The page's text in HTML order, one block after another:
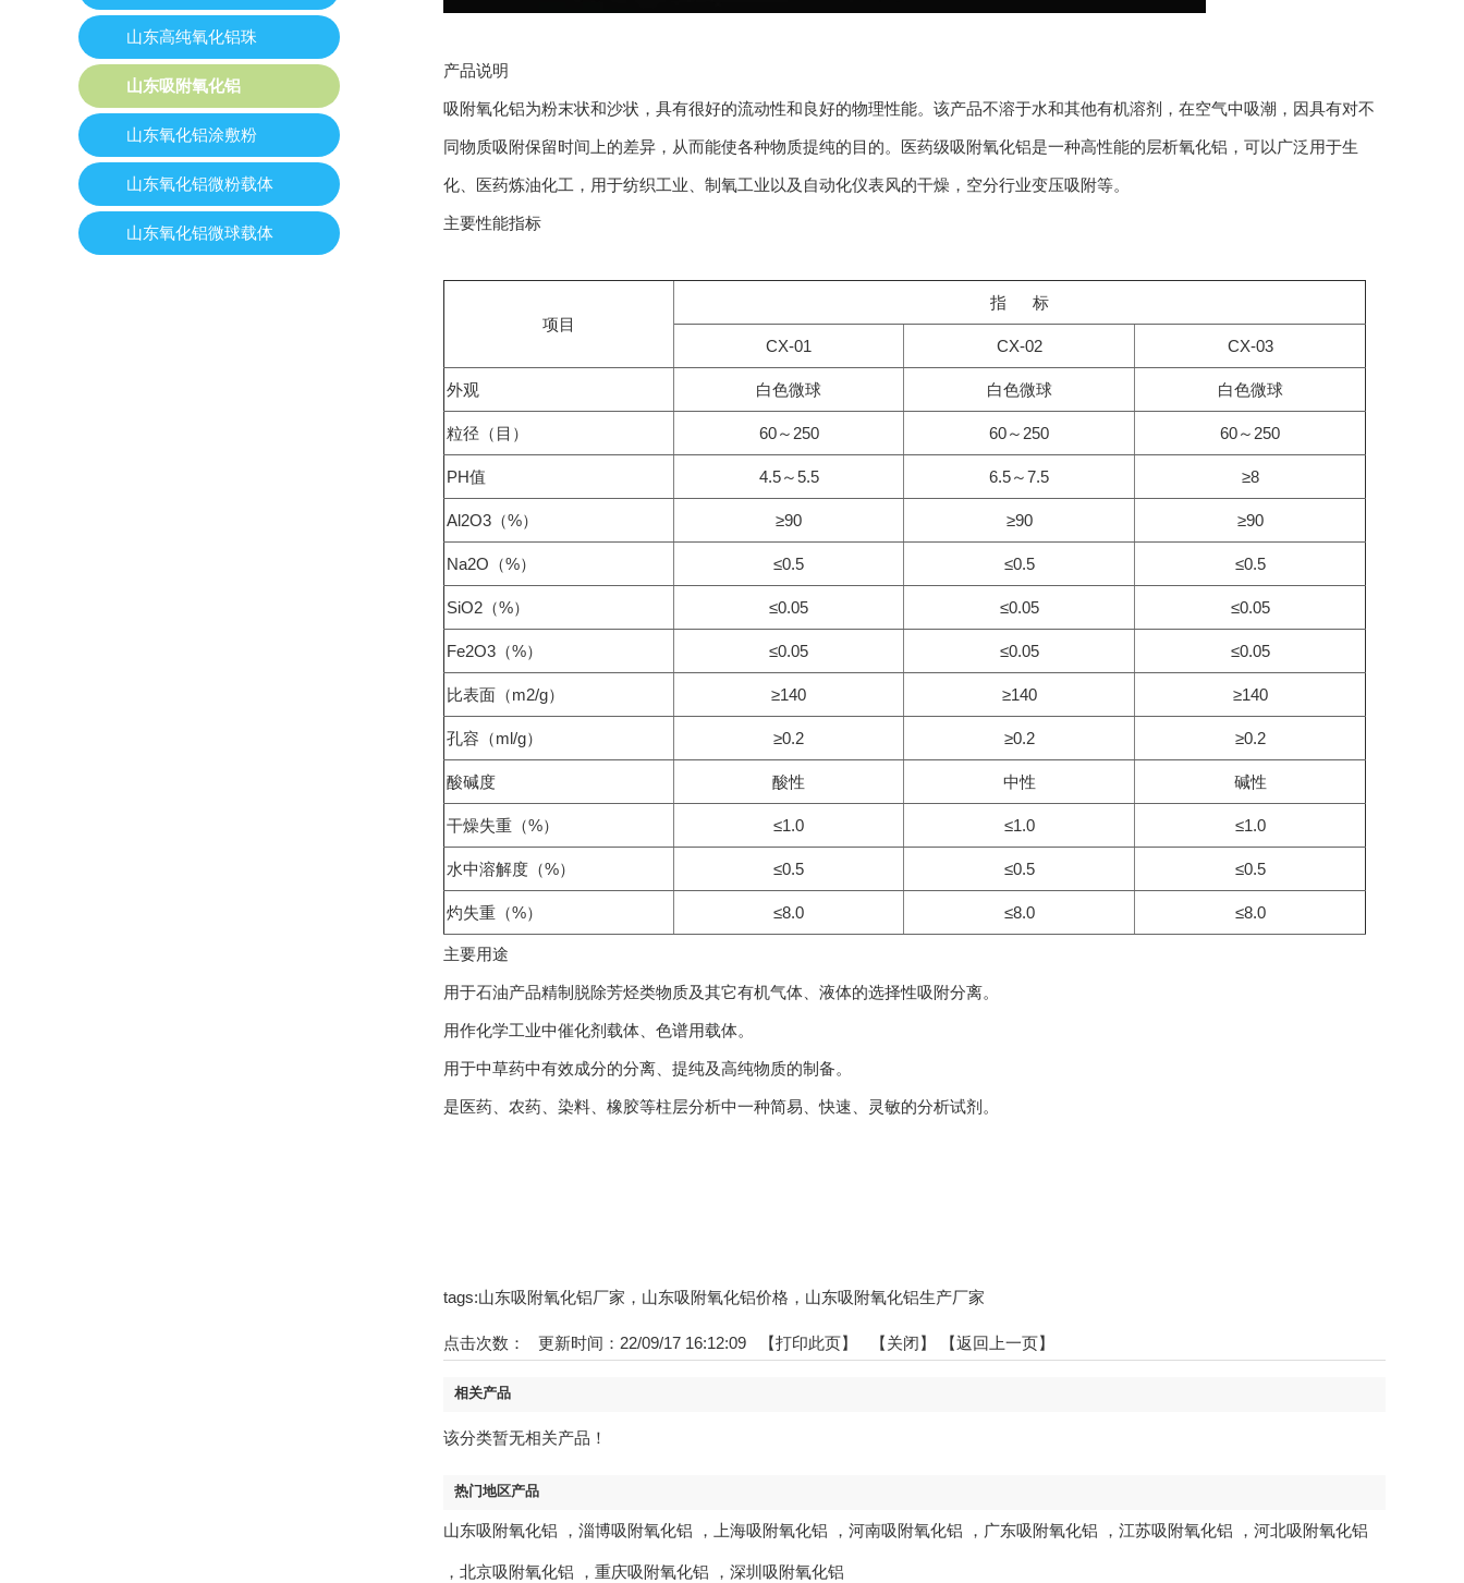
山东高纯氧化铝珠
山东吸附氧化铝
山东氧化铝涂敷粉
山东氧化铝微粉载体
山东氧化铝微球载体
产品说明
吸附氧化铝为粉末状和沙状，具有很好的流动性和良好的物理性能。该产品不溶于水和其他有机溶剂，在空气中吸潮，因具有对不
同物质吸附保留时间上的差异，从而能使各种物质提纯的目的。医药级吸附氧化铝是一种高性能的层析氧化铝，可以广泛用于生
化、医药炼油化工，用于纺织工业、制氧工业以及自动化仪表风的干燥，空分行业变压吸附等。
主要性能指标
项目
指 标
CX-01 CX-02 CX-03
外观 白色微球 白色微球 白色微球
粒径（目） 60～250 60～250 60～250
PH值 4.5～5.5 6.5～7.5 ≥8
Al2O3（%） ≥90 ≥90 ≥90
Na2O（%） ≤0.5 ≤0.5 ≤0.5
SiO2（%） ≤0.05 ≤0.05 ≤0.05
Fe2O3（%） ≤0.05 ≤0.05 ≤0.05
比表面（m2/g） ≥140 ≥140 ≥140
孔容（ml/g） ≥0.2 ≥0.2 ≥0.2
酸碱度 酸性 中性 碱性
干燥失重（%） ≤1.0 ≤1.0 ≤1.0
水中溶解度（%） ≤0.5 ≤0.5 ≤0.5
灼失重（%） ≤8.0 ≤8.0 ≤8.0
主要用途
用于石油产品精制脱除芳烃类物质及其它有机气体、液体的选择性吸附分离。
用作化学工业中催化剂载体、色谱用载体。
用于中草药中有效成分的分离、提纯及高纯物质的制备。
是医药、农药、染料、橡胶等柱层分析中一种简易、快速、灵敏的分析试剂。
tags:山东吸附氧化铝厂家，山东吸附氧化铝价格，山东吸附氧化铝生产厂家
点击次数： 更新时间：22/09/17 16:12:09 【打印此页】 【关闭】 【返回上一页】
相关产品
该分类暂无相关产品！
热门地区产品
山东吸附氧化铝 ， 淄博吸附氧化铝 ， 上海吸附氧化铝 ， 河南吸附氧化铝 ， 广东吸附氧化铝 ， 江苏吸附氧化铝 ， 河北吸附氧化铝
， 北京吸附氧化铝 ， 重庆吸附氧化铝 ， 深圳吸附氧化铝